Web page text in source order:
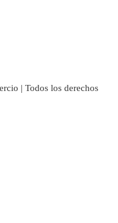
| Todos los derechos